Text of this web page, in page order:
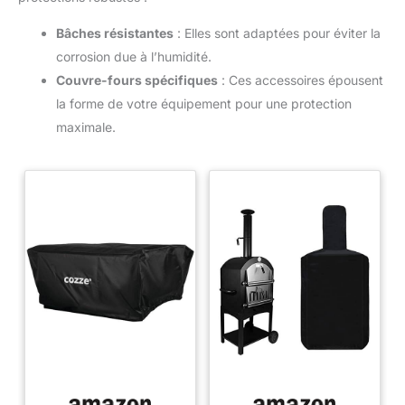
Bâches résistantes : Elles sont adaptées pour éviter la
corrosion due à l’humidité.
Couvre-fours spécifiques : Ces accessoires épousent
la forme de votre équipement pour une protection
maximale.